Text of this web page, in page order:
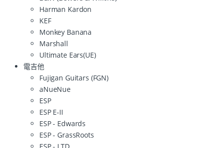
Harman Kardon
KEF
Monkey Banana
Marshall
Ultimate Ears(UE)
電吉他
Fujigan Guitars (FGN)
aNueNue
ESP
ESP E-II
ESP - Edwards
ESP - GrassRoots